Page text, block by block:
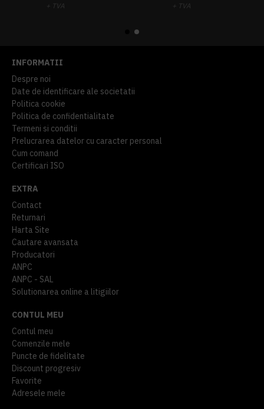
+ TVA
+ TVA
INFORMATII
Despre noi
Date de identificare ale societatii
Politica cookie
Politica de confidentialitate
Termeni si conditii
Prelucrarea datelor cu caracter personal
Cum comand
Certificari ISO
EXTRA
Contact
Returnari
Harta Site
Cautare avansata
Producatori
ANPC
ANPC - SAL
Solutionarea online a litigiilor
CONTUL MEU
Contul meu
Comenzile mele
Puncte de fidelitate
Discount progresiv
Favorite
Adresele mele